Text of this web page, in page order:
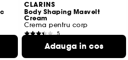
CLARINS
Body Shaping Masvelt
Cream
Crema pentru corp
5
307,00 Lei
100ml
Adauga in cos